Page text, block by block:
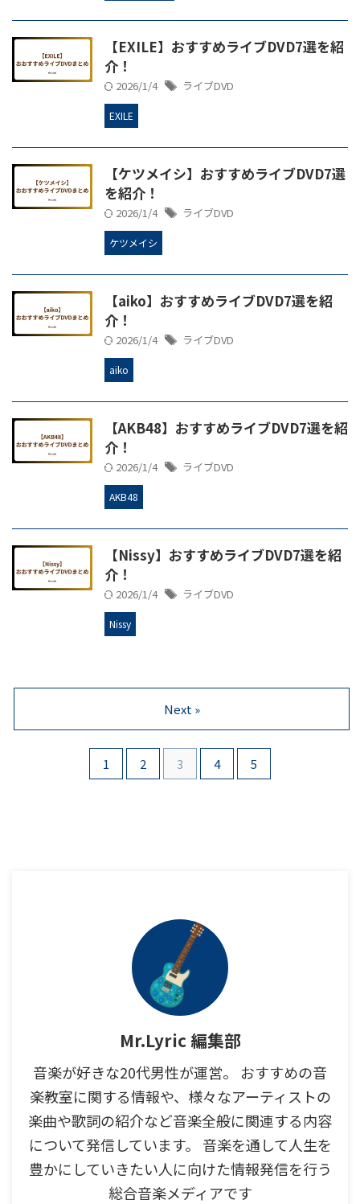
【EXILE】おすすめライブDVD7選を紹
介！
2026/1/4 ライブDVD
EXILE
【ケツメイシ】おすすめライブDVD7選
を紹介！
2026/1/4 ライブDVD
ケツメイシ
【aiko】おすすめライブDVD7選を紹
介！
2026/1/4 ライブDVD
aiko
【AKB48】おすすめライブDVD7選を紹
介！
2026/1/4 ライブDVD
AKB48
【Nissy】おすすめライブDVD7選を紹
介！
2026/1/4 ライブDVD
Nissy
1 2 3 4 5
Next »
Mr.Lyric 編集部
音楽が好きな20代男性が運営。 おすすめの音
楽教室に関する情報や、様々なアーティストの
楽曲や歌詞の紹介など音楽全般に関連する内容
について発信しています。 音楽を通して人生を
豊かにしていきたい人に向けた情報発信を行う
総合音楽メディアです